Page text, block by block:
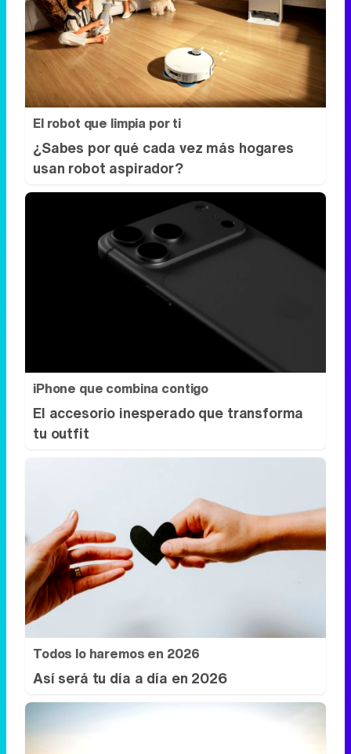
El robot que limpia por ti
¿Sabes por qué cada vez más hogares
usan robot aspirador?
iPhone que combina contigo
El accesorio inesperado que transforma
tu outfit
Todos lo haremos en 2026
Así será tu día a día en 2026